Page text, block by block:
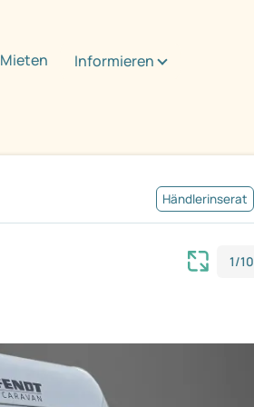
Mieten Informieren
Händlerinserat
1/10